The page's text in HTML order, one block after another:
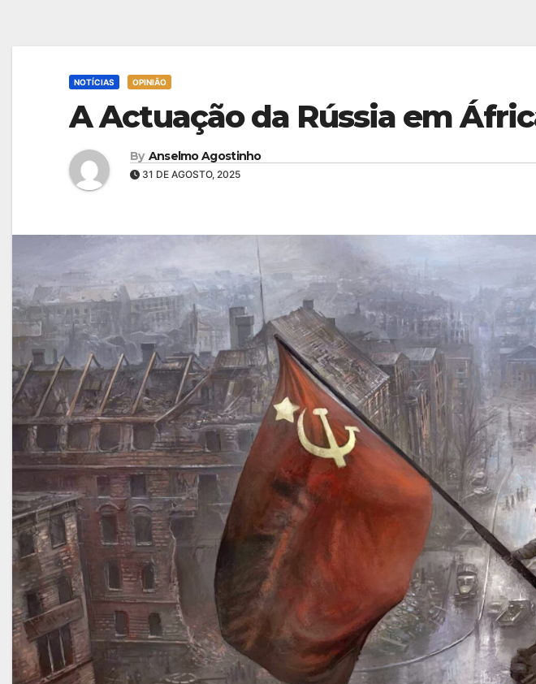
NOTÍCIAS OPINIÃO
A Actuação da Rússia em
By Anselmo Agostinho
31 DE AGOSTO, 2025